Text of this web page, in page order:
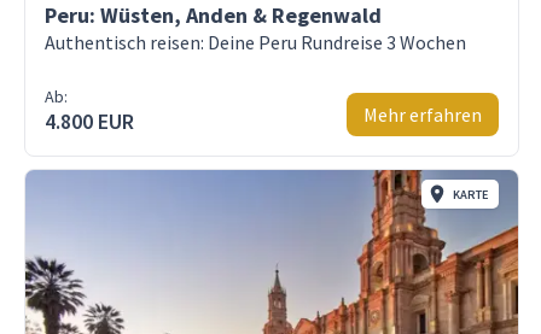
Peru: Wüsten, Anden & Regenwald
Authentisch reisen: Deine Peru Rundreise 3 Wochen
Ab:
4.800 EUR Mehr erfahren
KARTE